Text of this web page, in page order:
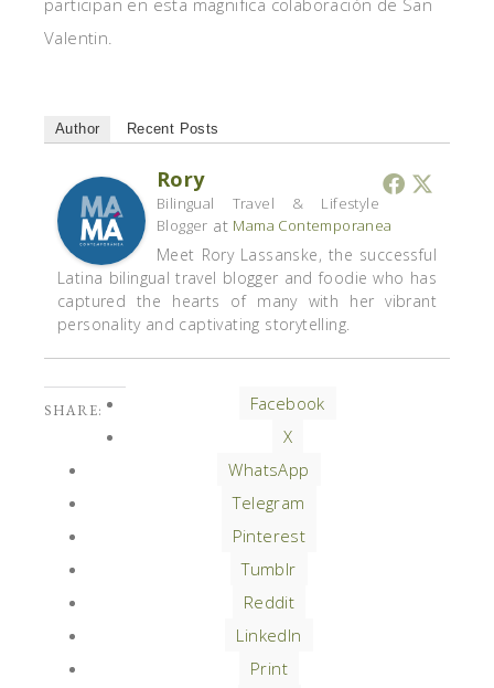
Valentin.
Author Recent Posts
Rory
Bilingual Travel & Lifestyle
Blogger at Mama Contemporanea
Meet Rory Lassanske, the successful
Latina bilingual travel blogger and foodie who has
captured the hearts of many with her vibrant
personality and captivating storytelling.
SHARE:
Facebook
X
WhatsApp
Telegram
Pinterest
Tumblr
Reddit
LinkedIn
Print